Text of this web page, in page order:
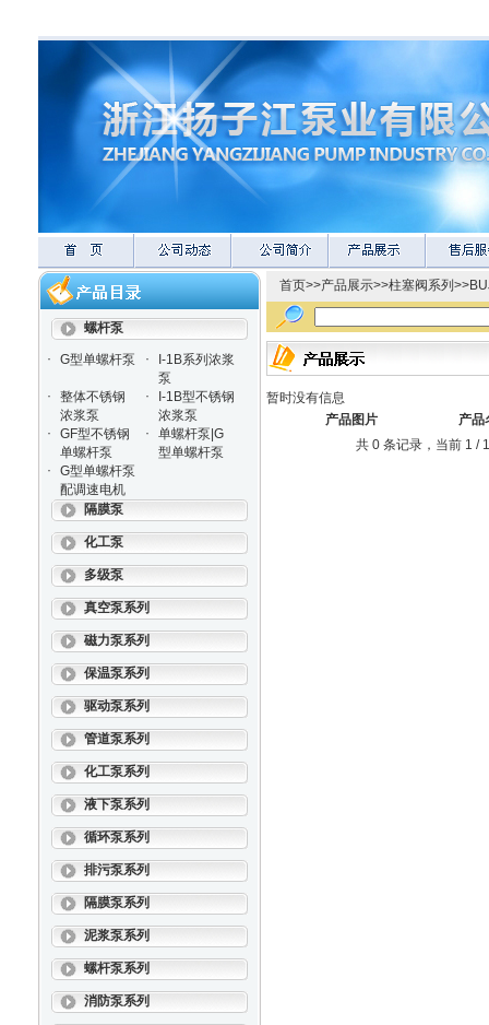
螺杆泵
·
G型单螺杆泵 ·
I-1B系列浓浆
泵
·
整体不锈钢
浓浆泵
·
I-1B型不锈钢
浓浆泵
·
GF型不锈钢
单螺杆泵
·
单螺杆泵|G
型单螺杆泵
·
G型单螺杆泵
配调速电机
隔膜泵
化工泵
多级泵
真空泵系列
磁力泵系列
保温泵系列
驱动泵系列
管道泵系列
化工泵系列
液下泵系列
循环泵系列
排污泵系列
隔膜泵系列
泥浆泵系列
螺杆泵系列
消防泵系列
首页>>产品展示>>柱塞阀系列 >>
暂时没有信息
产品图片
产品
共 0 条记录，当前 1